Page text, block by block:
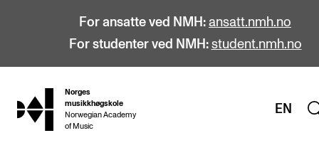
For ansatte ved NMH: ansatt.nmh.no
For studenter ved NMH: student.nmh.no
hjem
Norges
musikkhøgskole
Norwegian Academy
of Music
EN